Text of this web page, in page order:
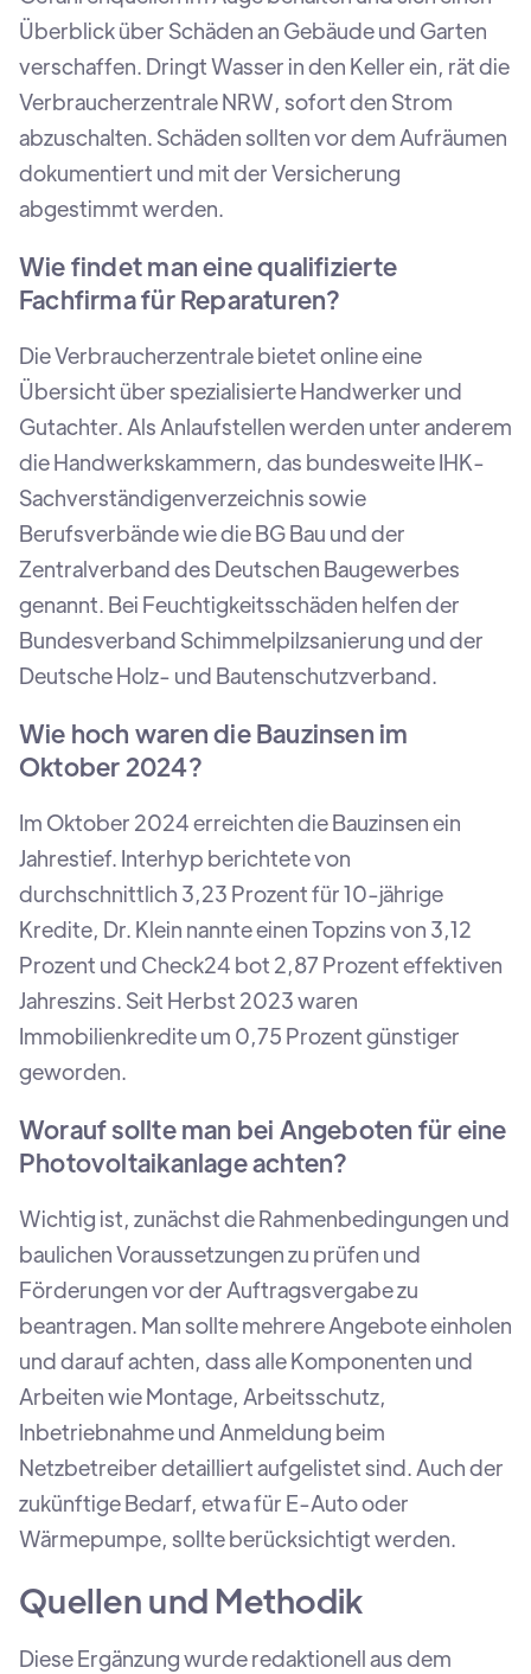
Überblick über Schäden an Gebäude und Garten
verschaffen. Dringt Wasser in den Keller ein, rät die
Verbraucherzentrale NRW, sofort den Strom
abzuschalten. Schäden sollten vor dem Aufräumen
dokumentiert und mit der Versicherung
abgestimmt werden.
Wie findet man eine qualifizierte
Fachfirma für Reparaturen?
Die Verbraucherzentrale bietet online eine
Übersicht über spezialisierte Handwerker und
Gutachter. Als Anlaufstellen werden unter anderem
die Handwerkskammern, das bundesweite IHK-
Sachverständigenverzeichnis sowie
Berufsverbände wie die BG Bau und der
Zentralverband des Deutschen Baugewerbes
genannt. Bei Feuchtigkeitsschäden helfen der
Bundesverband Schimmelpilzsanierung und der
Deutsche Holz- und Bautenschutzverband.
Wie hoch waren die Bauzinsen im
Oktober 2024?
Im Oktober 2024 erreichten die Bauzinsen ein
Jahrestief. Interhyp berichtete von
durchschnittlich 3,23 Prozent für 10-jährige
Kredite, Dr. Klein nannte einen Topzins von 3,12
Prozent und Check24 bot 2,87 Prozent effektiven
Jahreszins. Seit Herbst 2023 waren
Immobilienkredite um 0,75 Prozent günstiger
geworden.
Worauf sollte man bei Angeboten für eine
Photovoltaikanlage achten?
Wichtig ist, zunächst die Rahmenbedingungen und
baulichen Voraussetzungen zu prüfen und
Förderungen vor der Auftragsvergabe zu
beantragen. Man sollte mehrere Angebote einholen
und darauf achten, dass alle Komponenten und
Arbeiten wie Montage, Arbeitsschutz,
Inbetriebnahme und Anmeldung beim
Netzbetreiber detailliert aufgelistet sind. Auch der
zukünftige Bedarf, etwa für E-Auto oder
Wärmepumpe, sollte berücksichtigt werden.
Quellen und Methodik
Diese Ergänzung wurde redaktionell aus dem